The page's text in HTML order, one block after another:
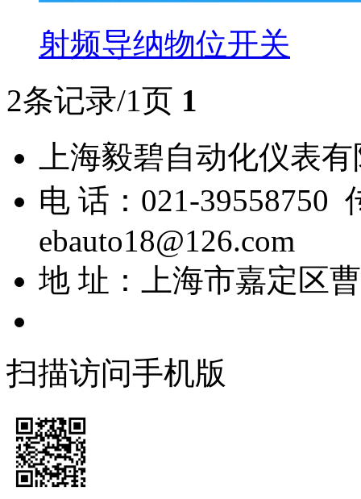
射频导纳物位开关
2条记录/1页 1
上海毅碧自动化仪表
电 话：021-39558750
ebauto18@126.com
地 址：上海市嘉定区
扫描访问手机版